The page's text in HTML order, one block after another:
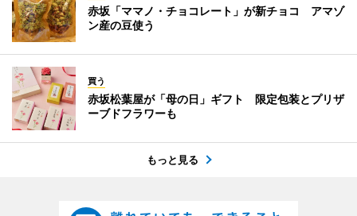
赤坂「ママノ・チョコレート」が新チョコ アマゾ
ン産の豆使う
買う
赤坂松葉屋が「母の日」ギフト 限定包装とプリザ
ーブドフラワーも
もっと見る